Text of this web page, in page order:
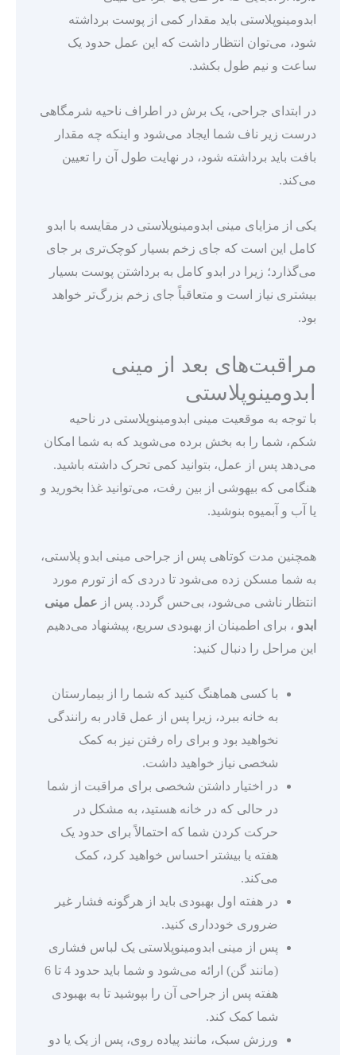
ابدومینوپلاستی باید مقدار کمی از پوست برداشته
شود، می‌توان انتظار داشت که این عمل حدود یک
ساعت و نیم طول بکشد.
در ابتدای جراحی، یک برش در اطراف ناحیه شرمگاهی
درست زیر ناف شما ایجاد می‌شود و اینکه چه مقدار
بافت باید برداشته شود، در نهایت طول آن را تعیین
می‌کند.
یکی از مزایای مینی ابدومینوپلاستی در مقایسه با ابدو
کامل این است که جای زخم بسیار کوچک‌تری بر جای
می‌گذارد؛ زیرا در ابدو کامل به برداشتن پوست بسیار
بیشتری نیاز است و متعاقباً جای زخم بزرگ‌تر خواهد
بود.
مراقبت‌های بعد از مینی
ابدومینوپلاستی
با توجه به موقعیت مینی ابدومینوپلاستی در ناحیه
شکم، شما را به بخش برده می‌شوید که به شما امکان
می‌دهد پس از عمل، بتوانید کمی تحرک داشته باشید.
هنگامی که بیهوشی از بین رفت، می‌توانید غذا بخورید و
یا آب و آبمیوه بنوشید.
همچنین مدت کوتاهی پس از جراحی مینی ابدو پلاستی،
به شما مسکن زده می‌شود تا دردی که از تورم مورد
انتظار ناشی می‌شود، بی‌حس گردد. پس از عمل مینی
ابدو ، برای اطمینان از بهبودی سریع، پیشنهاد می‌دهیم
این مراحل را دنبال کنید:
با کسی هماهنگ کنید که شما را از بیمارستان
به خانه ببرد، زیرا پس از عمل قادر به رانندگی
نخواهید بود و برای راه رفتن نیز به کمک
شخصی نیاز خواهید داشت.
در اختیار داشتن شخصی برای مراقبت از شما
در حالی که در خانه هستید، به مشکل در
حرکت کردن شما که احتمالاً برای حدود یک
هفته یا بیشتر احساس خواهید کرد، کمک
می‌کند.
در هفته اول بهبودی باید از هرگونه فشار غیر
ضروری خودداری کنید.
پس از مینی ابدومینوپلاستی یک لباس فشاری
(مانند گن) ارائه می‌شود و شما باید حدود 4 تا 6
هفته پس از جراحی آن را بپوشید تا به بهبودی
شما کمک کند.
ورزش سبک، مانند پیاده روی، پس از یک یا دو